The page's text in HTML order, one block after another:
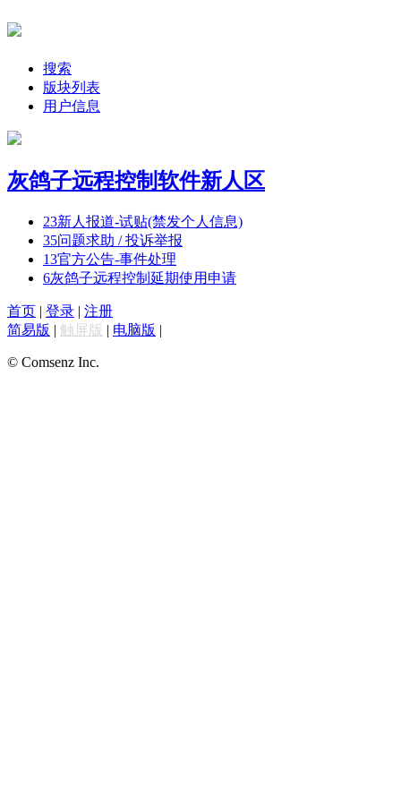
搜索
版块列表
用户信息
灰鸽子远程控制软件新人区
23新人报道-试贴(禁发个人信息)
35问题求助 / 投诉举报
13官方公告-事件处理
6灰鸽子远程控制延期使用申请
首页 | 登录 | 注册
简易版 | 触屏版 | 电脑版 |
© Comsenz Inc.